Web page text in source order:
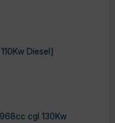
Diesel]
cgl 130Kw